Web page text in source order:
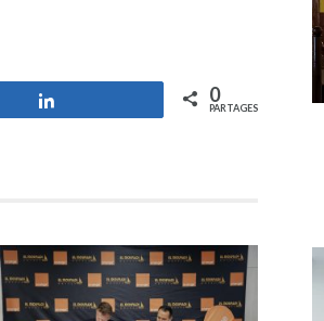
0
PARTAGES